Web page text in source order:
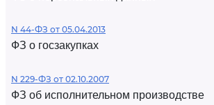
N 44-ФЗ от 05.04.2013
ФЗ о госзакупках
N 229-ФЗ от 02.10.2007
ФЗ об исполнительном производстве